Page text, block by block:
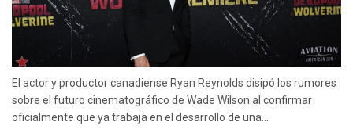
El actor y productor canadiense Ryan Reynolds disipó los rumores
sobre el futuro cinematográfico de Wade Wilson al confirmar
oficialmente que ya trabaja en el desarrollo de una...